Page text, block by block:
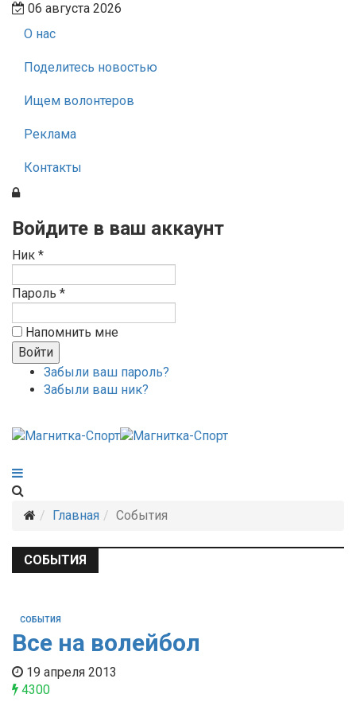
06 августа 2026
О нас
Поделитесь новостью
Ищем волонтеров
Реклама
Контакты
Войдите в ваш аккаунт
Ник *
Пароль *
Напомнить мне
Забыли ваш пароль?
Забыли ваш ник?
Главная События
СОБЫТИЯ
СОБЫТИЯ
Все на волейбол
19 апреля 2013
4300